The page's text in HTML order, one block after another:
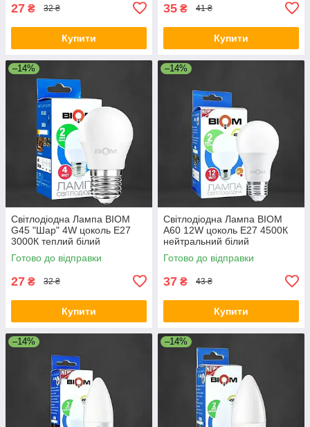
27 ₴ 32 ₴
Купити
35 ₴ 41 ₴
Купити
–14%
Світлодіодна Лампа BIOM
G45 "Шар" 4W цоколь Е27
3000К теплий білий
Готово до відправки
27 ₴ 32 ₴
Купити
–14%
Світлодіодна Лампа BIOM
A60 12W цоколь E27 4500К
нейтральний білий
Готово до відправки
37 ₴ 43 ₴
Купити
–14% –14%